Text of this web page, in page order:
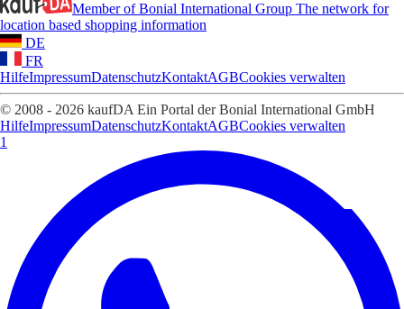
Member of Bonial International Group The network for
location based shopping information
DE
FR
HilfeImpressumDatenschutzKontaktAGBCookies verwalten
© 2008 - 2026 kaufDA Ein Portal der Bonial International GmbH
HilfeImpressumDatenschutzKontaktAGBCookies verwalten
1